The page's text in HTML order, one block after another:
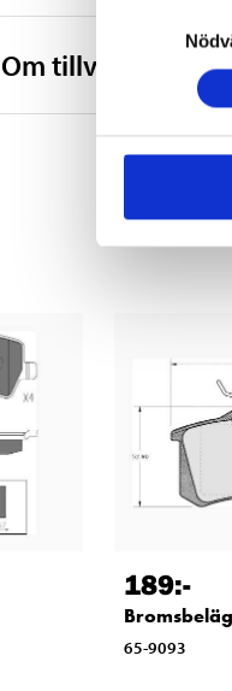
Samtyckesval
Om tillverkaren
189:-
65-9093